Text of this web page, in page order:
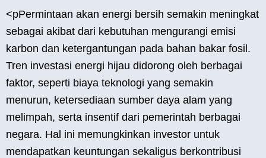
<pPermintaan akan energi bersih semakin meningkat
sebagai akibat dari kebutuhan mengurangi emisi
karbon dan ketergantungan pada bahan bakar fosil.
Tren investasi energi hijau didorong oleh berbagai
faktor, seperti biaya teknologi yang semakin
menurun, ketersediaan sumber daya alam yang
melimpah, serta insentif dari pemerintah berbagai
negara. Hal ini memungkinkan investor untuk
mendapatkan keuntungan sekaligus berkontribusi